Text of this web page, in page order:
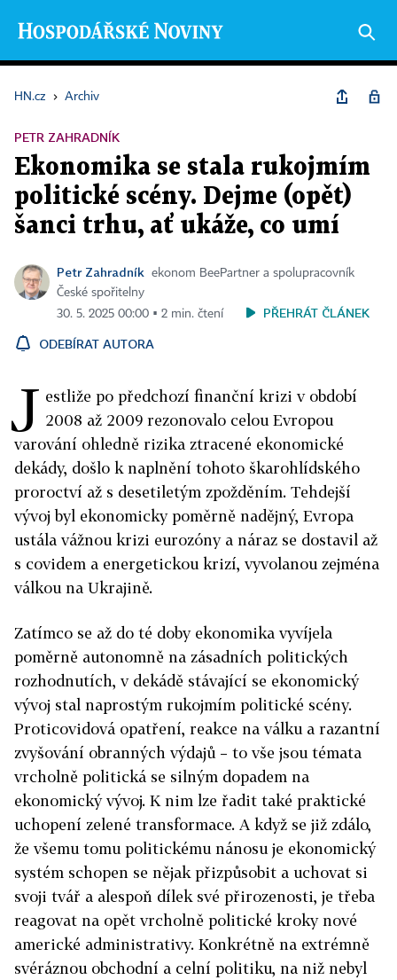
HN.cz › Archiv
PETR ZAHRADNÍK
Ekonomika se stala rukojmím
politické scény. Dejme (opět)
šanci trhu, ať ukáže, co umí
Petr Zahradník
ekonom BeePartner a spolupracovník
České spořitelny
30. 5. 2025 00:00 ▪ 2 min. čtení
PŘEHRÁT ČLÁNEK
ODEBÍRAT AUTORA
J estliže po předchozí finanční krizi v období
2008 až 2009 rezonovalo celou Evropou
varování ohledně rizika ztracené ekonomické
dekády, došlo k naplnění tohoto škarohlídského
proroctví až s desetiletým zpožděním. Tehdejší
vývoj byl ekonomicky poměrně nadějný, Evropa
ustála vážnou krizi eurozóny a náraz se dostavil až
s covidem a energetickou krizí, vyvolanou zejména
válkou na Ukrajině.
Zatímco se až do té doby ekonomika vyvíjela
poměrně autonomně na zásadních politických
rozhodnutích, v dekádě stávající se ekonomický
vývoj stal naprostým rukojmím politické scény.
Proticovidová opatření, reakce na válku a razantní
zvyšování obranných výdajů – to vše jsou témata
vrcholně politická se silným dopadem na
ekonomický vývoj. K nim lze řadit také praktické
uchopení zelené transformace. A když se již zdálo,
že všemu tomu politickému nánosu je ekonomický
systém schopen se nějak přizpůsobit a uchovat si
svoji tvář a alespoň dílek své přirozenosti, je třeba
reagovat na opět vrcholně politické kroky nové
americké administrativy. Konkrétně na extrémně
svéráznou obchodní a celní politiku, na niž nebyl